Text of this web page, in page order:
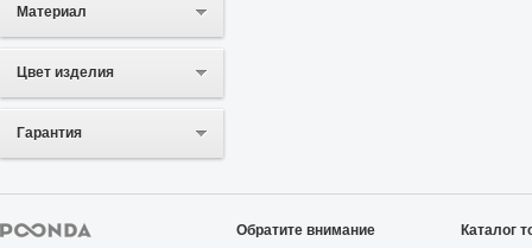
Материал
Цвет изделия
Гарантия
Обратите внимание Каталог